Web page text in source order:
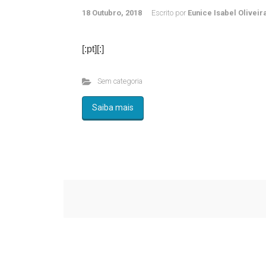
18 Outubro, 2018 Escrito por Eunice Isabel
[:pt][:]
Sem categoria
Saiba mais